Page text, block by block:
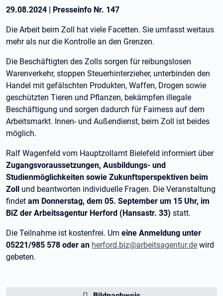
29.08.2024 | Presseinfo Nr. 147
Die Arbeit beim Zoll hat viele Facetten. Sie umfasst weitaus
mehr als nur die Kontrolle an den Grenzen.
Die Beschäftigten des Zolls sorgen für reibungslosen
Warenverkehr, stoppen Steuerhinterzieher, unterbinden den
Handel mit gefälschten Produkten, Waffen, Drogen sowie
geschützten Tieren und Pflanzen, bekämpfen illegale
Beschäftigung und sorgen dadurch für Fairness auf dem
Arbeitsmarkt. Innen- und Außendienst, beim Zoll ist beides
möglich.
Ralf Wagenfeld vom Hauptzollamt Bielefeld informiert über
Zugangsvoraussetzungen, Ausbildungs- und
Studienmöglichkeiten sowie Zukunftsperspektiven beim
Zoll und beantworten individuelle Fragen. Die Veranstaltung
findet am Donnerstag, dem 05. September um 15 Uhr, im
BiZ der Arbeitsagentur Herford (Hansastr. 33) statt.
Die Teilnahme ist kostenfrei. Um eine Anmeldung unter
05221/985 578 oder an herford.biz@arbeitsagentur.de wird
gebeten.